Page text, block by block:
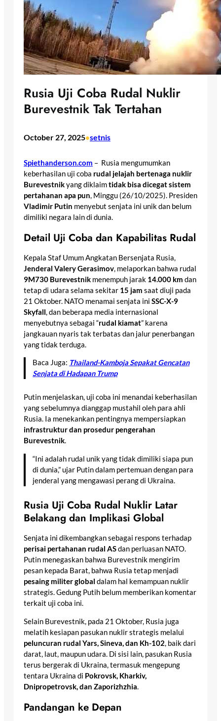
Rusia Uji Coba Rudal Nuklir
Burevestnik Tak Tertahan
October 27, 2025•setnis
Spiethanderson.com – Rusia mengumumkan
keberhasilan uji coba rudal jelajah bertenaga nuklir
Burevestnikyang diklaimtidak bisa dicegat sistem
pertahanan apa pun, Minggu (26/10/2025). Presiden
Vladimir Putin menyebut senjata ini unik dan belum
dimiliki negara lain di dunia.
Detail Uji Coba dan Kapabilitas Rudal
Kepala Staf Umum Angkatan Bersenjata Rusia,
Jenderal Valery Gerasimov, melaporkan bahwa rudal
9M730 Burevestnik menempuh jarak 14.000 km dan
tetap di udara selama sekitar 15 jam saat diuji pada
21 Oktober. NATO menamai senjata ini SSC-X-9
Skyfall, dan beberapa media internasional
menyebutnya sebagai “rudal kiamat” karena
jangkauan nyaris tak terbatas dan jalur penerbangan
yang tidak terduga.
Baca Juga: Thailand-Kamboja Sepakat Gencatan
Senjata di Hadapan Trump
Putin menjelaskan, uji coba ini menandai keberhasilan
yang sebelumnya dianggap mustahil oleh para ahli
Rusia. Ia menekankan pentingnya mempersiapkan
infrastruktur dan prosedur pengerahan
Burevestnik.
“Ini adalah rudal unik yang tidak dimiliki siapa pun
di dunia,” ujar Putin dalam pertemuan dengan para
jenderal yang mengawasi perang di Ukraina.
Rusia Uji Coba Rudal Nuklir Latar
Belakang dan Implikasi Global
Senjata ini dikembangkan sebagai respons terhadap
perisai pertahanan rudal ASdan perluasan NATO.
Putin menegaskan bahwa Burevestnik mengirim
pesan kepada Barat, bahwa Rusia tetap menjadi
pesaing militer global dalam hal kemampuan nuklir
strategis. Gedung Putih belum memberikan komentar
terkait uji coba ini.
Selain Burevestnik, pada 21 Oktober, Rusia juga
melatih kesiapan pasukan nuklir strategis melalui
peluncuran rudal Yars, Sineva, dan Kh-102, baik dari
darat, laut, maupun udara. Di sisi lain, pasukan Rusia
terus bergerak di Ukraina, termasuk mengepung
tentara Ukraina di Pokrovsk, Kharkiv,
Dnipropetrovsk, dan Zaporizhzhia.
Pandangan ke Depan